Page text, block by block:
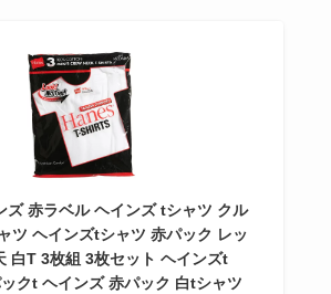
ズ 赤ラベル ヘインズ tシャツ クル
ツ ヘインズtシャツ 赤パック レッ
白T 3枚組 3枚セット ヘインズt
クt ヘインズ 赤パック 白tシャツ